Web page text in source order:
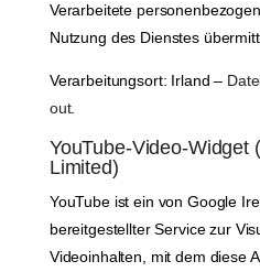
Verarbeitete
Nutzung des Dienstes
Verarbeitungsort: Irland –
out.
YouTube-Video-Widget
Limited)
YouTube ist ein von Google
bereitgestellter Service zur
Videoinhalten, mit dem diese